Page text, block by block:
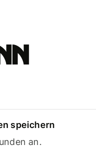
speichern
an.